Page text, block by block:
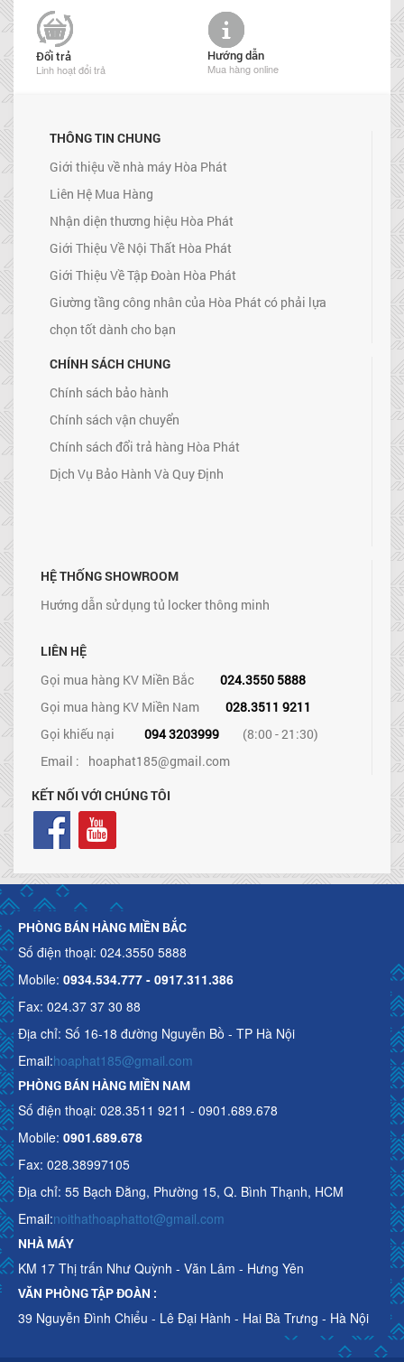
Đổi trả
Linh hoạt đổi trả
Hướng dẫn
Mua hàng online
THÔNG TIN CHUNG
Giới thiệu về nhà máy Hòa Phát
Liên Hệ Mua Hàng
Nhận diện thương hiệu Hòa Phát
Giới Thiệu Về Nội Thất Hòa Phát
Giới Thiệu Về Tập Đoàn Hòa Phát
Giường tầng công nhân của Hòa Phát có phải lựa
chọn tốt dành cho bạn
CHÍNH SÁCH CHUNG
Chính sách bảo hành
Chính sách vận chuyển
Chính sách đổi trả hàng Hòa Phát
Dịch Vụ Bảo Hành Và Quy Định
HỆ THỐNG SHOWROOM
Hướng dẫn sử dụng tủ locker thông minh
LIÊN HỆ
Gọi mua hàng KV Miền Bắc
024.3550 5888
Gọi mua hàng KV Miền Nam
028.3511 9211
Gọi khiếu nại
094 3203999
(8:00 - 21:30)
Email : hoaphat185@gmail.com
KẾT NỐI VỚI CHÚNG TÔI
PHÒNG BÁN HÀNG MIỀN BẮC
Số điện thoại: 024.3550 5888
Mobile: 0934.534.777 - 0917.311.386
Fax: 024.37 37 30 88
Địa chỉ: Số 16-18 đường Nguyễn Bồ - TP Hà Nội
Email:hoaphat185@gmail.com
PHÒNG BÁN HÀNG MIỀN NAM
Số điện thoại: 028.3511 9211 - 0901.689.678
Mobile: 0901.689.678
Fax: 028.38997105
Địa chỉ: 55 Bạch Đằng, Phường 15, Q. Bình Thạnh, HCM
Email:noithathoaphattot@gmail.com
NHÀ MÁY
KM 17 Thị trấn Như Quỳnh - Văn Lâm - Hưng Yên
VĂN PHÒNG TẬP ĐOÀN :
39 Nguyễn Đình Chiểu - Lê Đại Hành - Hai Bà Trưng - Hà Nội